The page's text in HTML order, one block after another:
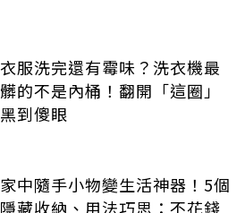
衣服洗完還有霉味？洗衣機最
髒的不是內桶！翻開「這圈」
黑到傻眼
家中隨手小物變生活神器！5個
隱藏收納、用法巧思：不花錢